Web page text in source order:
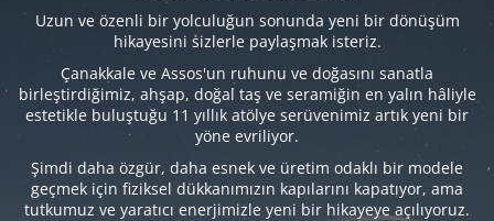
Uzun ve özenli bir yolculuğun sonunda yeni bir dönüşüm
hikayesini sizlerle paylaşmak isteriz.
Çanakkale ve Assos'un ruhunu ve doğasını sanatla
birleştirdiğimiz, ahşap, doğal taş ve seramiğin en yalın hâliyle
estetikle buluştuğu 11 yıllık atölye serüvenimiz artık yeni bir
yöne evriliyor.
Şimdi daha özgür, daha esnek ve üretim odaklı bir modele
geçmek için fiziksel dükkanımızın kapılarını kapatıyor, ama
tutkumuz ve yaratıcı enerjimizle yeni bir hikayeye açılıyoruz.